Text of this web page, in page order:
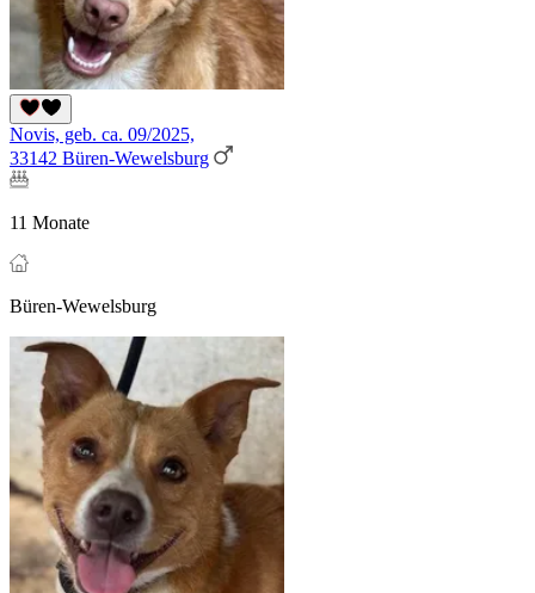
Novis, geb. ca. 09/2025,
33142 Büren-Wewelsburg
11 Monate
Büren-Wewelsburg